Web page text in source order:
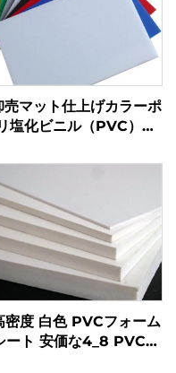
売マット仕上げカラーポ
塩化ビニル（PVC）フ
イズと厚さ
密度 白色 PVCフォーム
ート 安価な4_8 PVCフ